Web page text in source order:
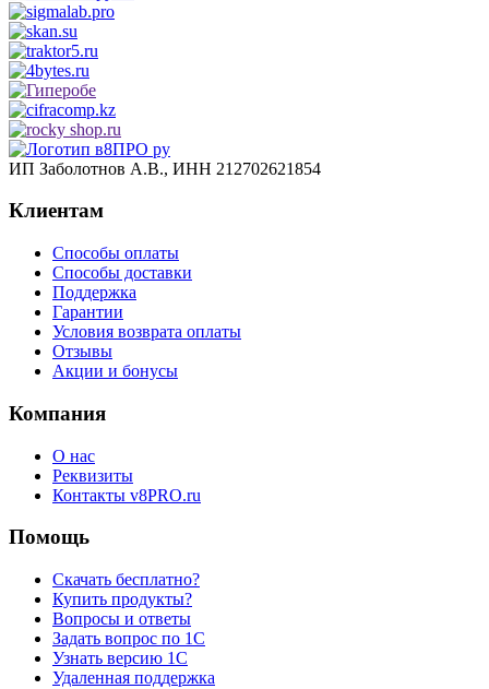
ИП Заболотнов А.В., ИНН 212702621854
Клиентам
Способы оплаты
Способы доставки
Поддержка
Гарантии
Условия возврата оплаты
Отзывы
Акции и бонусы
Компания
О нас
Реквизиты
Контакты v8PRO.ru
Помощь
Скачать бесплатно?
Купить продукты?
Вопросы и ответы
Задать вопрос по 1С
Узнать версию 1С
Удаленная поддержка